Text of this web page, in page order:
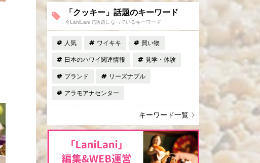
「クッキー」話題のキーワード
今LaniLaniで話題になっているキーワード
人気 ワイキキ 買い物
日本のハワイ関連情報 見学・体験
ブランド リーズナブル
アラモアナセンター
キーワード一覧